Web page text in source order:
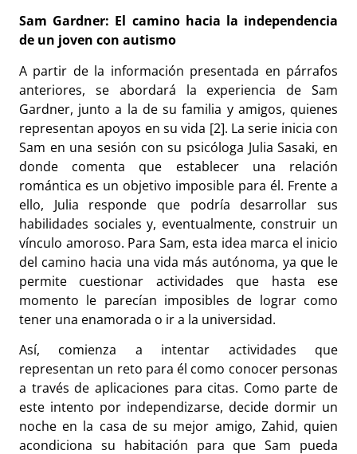
Sam Gardner: El camino hacia la independencia
de un joven con autismo
A partir de la información presentada en párrafos
anteriores, se abordará la experiencia de Sam
Gardner, junto a la de su familia y amigos, quienes
representan apoyos en su vida [2]. La serie inicia con
Sam en una sesión con su psicóloga Julia Sasaki, en
donde comenta que establecer una relación
romántica es un objetivo imposible para él. Frente a
ello, Julia responde que podría desarrollar sus
habilidades sociales y, eventualmente, construir un
vínculo amoroso. Para Sam, esta idea marca el inicio
del camino hacia una vida más autónoma, ya que le
permite cuestionar actividades que hasta ese
momento le parecían imposibles de lograr como
tener una enamorada o ir a la universidad.
Así, comienza a intentar actividades que
representan un reto para él como conocer personas
a través de aplicaciones para citas. Como parte de
este intento por independizarse, decide dormir un
noche en la casa de su mejor amigo, Zahid, quien
acondiciona su habitación para que Sam pueda